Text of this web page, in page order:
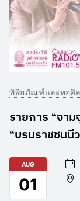
พิพิธภัณฑ์และหอศิ
รายการ “จา
“บรมราชชนนี
AUG
01